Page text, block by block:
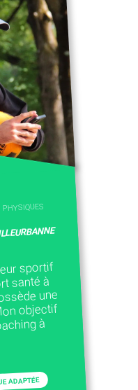
sportif
santé à
une
objectif
à
ADAPTÉE